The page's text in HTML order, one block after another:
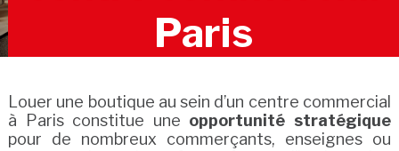
Paris
Louer une boutique au sein d’un centre commercial
à Paris constitue une opportunité stratégique
pour de nombreux commerçants, enseignes ou